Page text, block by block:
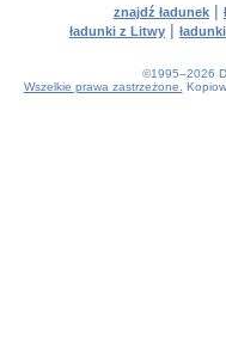
znajdź ładunek |
ładunki z Litwy |
©1995–2026
Wszelkie prawa zastrzeżone.